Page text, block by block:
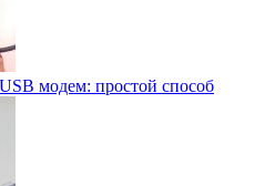
модем: простой способ